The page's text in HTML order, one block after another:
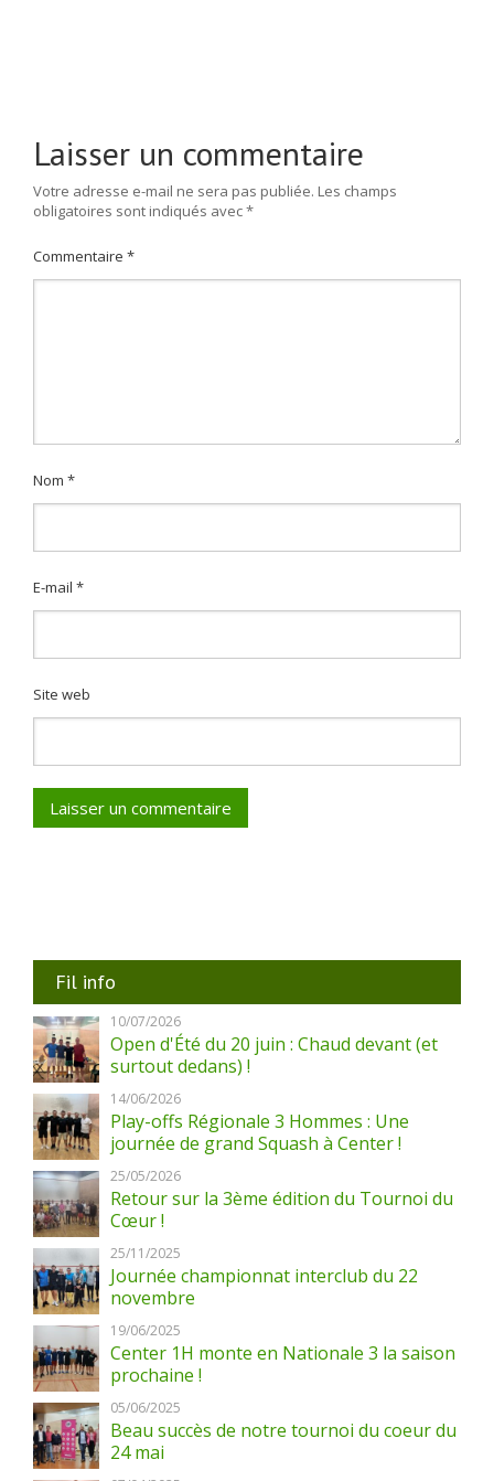
Laisser un commentaire
Votre adresse e-mail ne sera pas publiée. Les champs
obligatoires sont indiqués avec*
Commentaire *
Nom *
E-mail *
Site web
Fil info
10/07/2026
Open d'Été du 20 juin : Chaud devant (et
surtout dedans) !
14/06/2026
Play-offs Régionale 3 Hommes : Une
journée de grand Squash à Center !
25/05/2026
Retour sur la 3ème édition du Tournoi du
Cœur !
25/11/2025
Journée championnat interclub du 22
novembre
19/06/2025
Center 1H monte en Nationale 3 la saison
prochaine !
05/06/2025
Beau succès de notre tournoi du coeur du
24 mai